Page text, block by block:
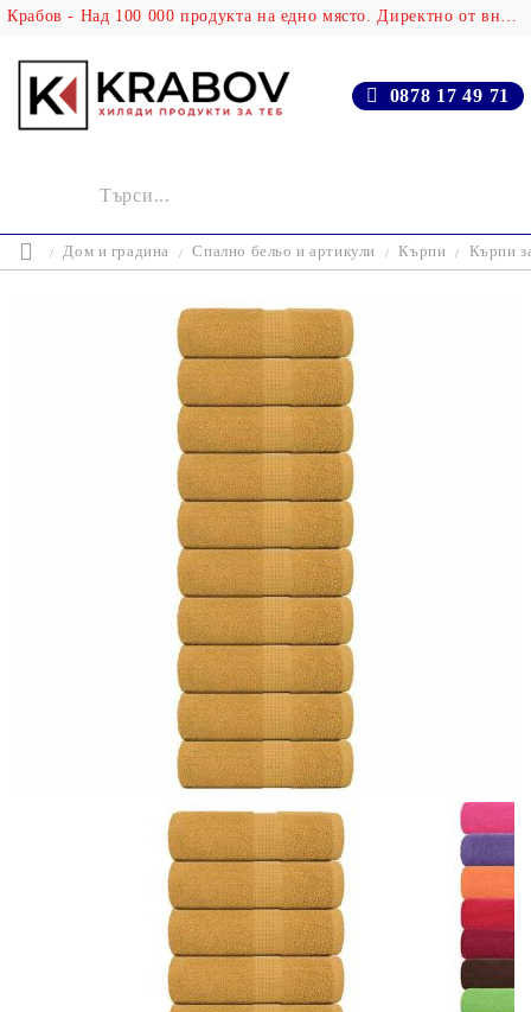
Крабов - Над 100 000 продукта на едно място. Директно от вносителя!
0878 17 49 71
Дом и градина Спално бельо и артикули Кърпи Кърпи